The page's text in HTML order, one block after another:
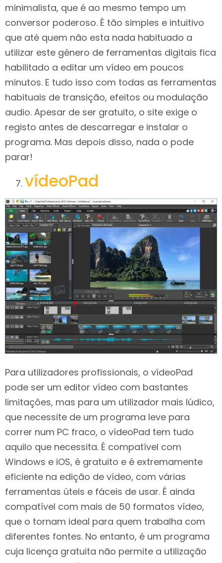
minimalista, que é ao mesmo tempo um
conversor poderoso. É tão simples e intuitivo
que até quem não esta nada habituado a
utilizar este género de ferramentas digitais fica
habilitado a editar um vídeo em poucos
minutos. E tudo isso com todas as ferramentas
habituais de transição, efeitos ou modulação
audio. Apesar de ser gratuito, o site exige o
registo antes de descarregar e instalar o
programa. Mas depois disso, nada o pode
parar!
vídeoPad
Para utilizadores profissionais, o vídeoPad
pode ser um editor vídeo com bastantes
limitações, mas para um utilizador mais lúdico,
que necessite de um programa leve para
correr num PC fraco, o vídeoPad tem tudo
aquilo que necessita. É compatível com
Windows e iOS, é gratuito e é extremamente
eficiente na edição de vídeo, com várias
ferramentas úteis e fáceis de usar. É ainda
compatível com mais de 50 formatos vídeo,
que o tornam ideal para quem trabalha com
diferentes fontes. No entanto, é um programa
cuja licença gratuita não permite a utilização